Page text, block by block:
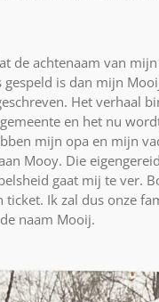
de achtenaam van
is dan mijn
Het verhaal
en het nu
mijn opa en mijn
Mooy. Die
gaat mij te ver.
Ik zal dus onze
naam Mooij.